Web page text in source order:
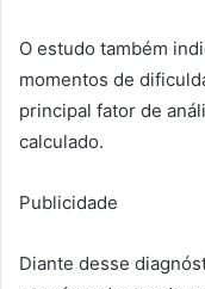
O estudo também
momentos de
principal fator de
calculado.
Publicidade
Diante desse